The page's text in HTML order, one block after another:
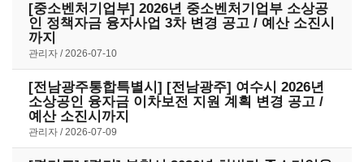
[중소벤처기업부] 2026년 중소벤처기업부 소상공
인 정책자금 융자사업 3차 변경 공고 / 예산 소진시
까지
관리자 2026-07-10
[전남광주통합특별시] [전남광주] 여수시 2026년
소상공인 융자금 이차보전 지원 계획 변경 공고 /
예산 소진시까지
관리자 2026-07-09